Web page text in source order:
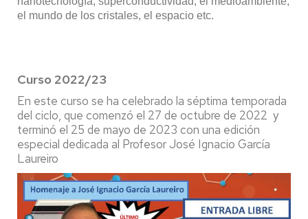
el mundo de los cristales, el espacio etc.
Curso 2022/23
En este curso se ha celebrado la séptima temporada
del ciclo, que comenzó el 27 de octubre de 2022 y
terminó el 25 de mayo de 2023 con una edición
especial dedicada al Profesor José Ignacio García
Laureiro